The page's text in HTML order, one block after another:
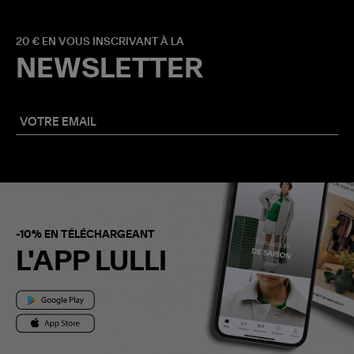
20 € EN VOUS INSCRIVANT À LA
NEWSLETTER
-10% EN TÉLÉCHARGEANT
L'APP LULLI